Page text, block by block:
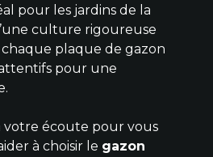
pour les jardins de la
culture rigoureuse
plaque de gazon
pour une
votre écoute pour vous
à choisir le gazon